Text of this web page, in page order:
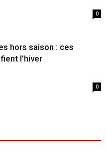
0
hors saison : ces
l’hiver
0